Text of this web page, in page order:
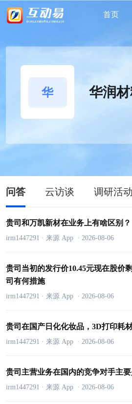
首页
华 华润
问答 云访谈 调研活动
贵司和万凯新材在业务上有啥区别？
irm1447291 · 来源 App · 2026-08-06
贵司当初的发行价10.45元现在股价
司有何措施
irm1447291 · 来源 App · 2026-08-06
贵司在国产日化化妆品，3D打印耗
irm1447291 · 来源 App · 2026-08-06
贵司主营业务在国内的竞争对手主要
irm1447291 · 来源 App · 2026-08-06